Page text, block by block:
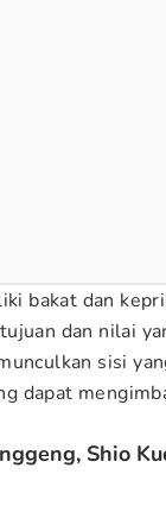
bakat dan
dan nilai
sisi
dapat
Shio